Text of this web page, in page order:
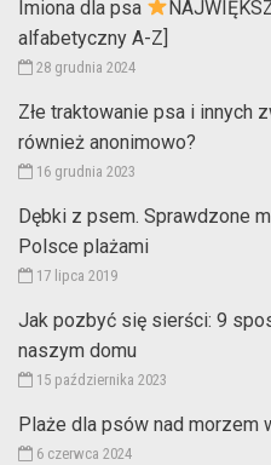
Imiona dla psa
alfabetyczny A-Z]
28 grudnia 2024
Złe traktowanie psa i innych
również anonimowo?
16 grudnia 2023
Dębki z psem. Sprawdzone
Polsce plażami
17 lipca 2019
Jak pozbyć się sierści: 9
naszym domu
15 października 2023
Plaże dla psów nad morzem
6 czerwca 2024